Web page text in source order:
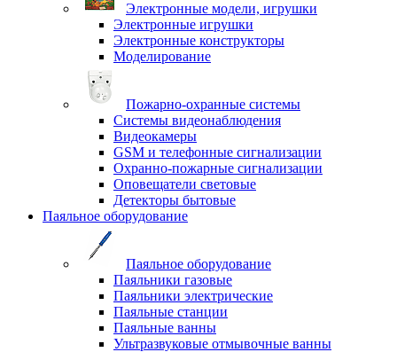
Электронные модели, игрушки
Электронные игрушки
Электронные конструкторы
Моделирование
Пожарно-охранные системы
Системы видеонаблюдения
Видеокамеры
GSM и телефонные сигнализации
Охранно-пожарные сигнализации
Оповещатели световые
Детекторы бытовые
Паяльное оборудование
Паяльное оборудование
Паяльники газовые
Паяльники электрические
Паяльные станции
Паяльные ванны
Ультразвуковые отмывочные ванны